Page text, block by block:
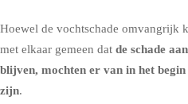
Hoewel de vochtschade omvangrijk
met elkaar gemeen dat de schade
blijven, mochten er van in het
zijn.